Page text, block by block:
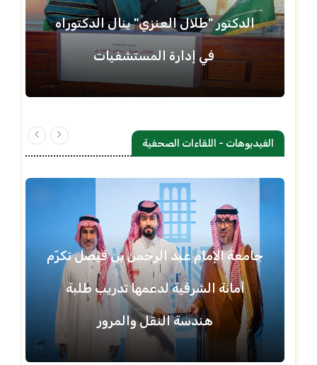
الدكتور "طلال العنزي" ينال الدكتوراه
في إدارة المستشفيات
الفيديوهات - اللقاءات الصحفية
جامعة الإمام عبد الرحمن بن فيصل تكرّم
أمانة الشرقية لدعمها تدريب طلبة
هندسة النقل والمرور